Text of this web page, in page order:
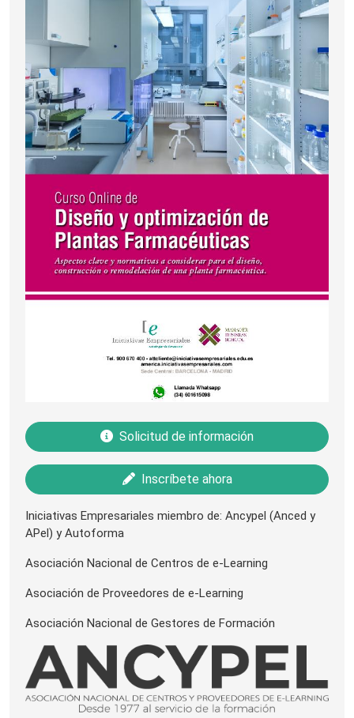
Solicitud de información
Inscríbete ahora
Iniciativas Empresariales miembro de: Ancypel (Anced y
APel) y Autoforma
Asociación Nacional de Centros de e-Learning
Asociación de Proveedores de e-Learning
Asociación Nacional de Gestores de Formación